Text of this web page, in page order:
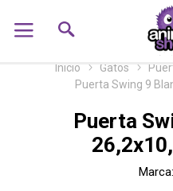
Inicio Gatos
Puerta Swing 9
Puerta
Marca: